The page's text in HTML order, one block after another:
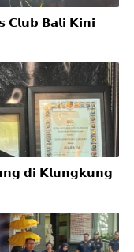
𝗕𝗮𝗹𝗶 𝗞𝗶𝗻𝗶
𝗱𝗶 𝗞𝗹𝘂𝗻𝗴𝗸𝘂𝗻𝗴